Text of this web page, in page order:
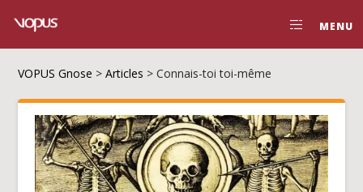
MENU
VOPUS Gnose >Articles >Connais-toi toi-même